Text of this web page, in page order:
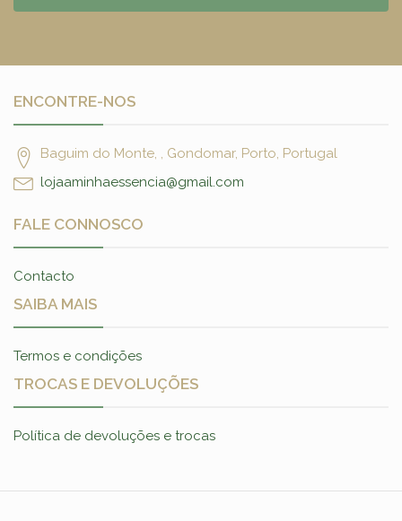
ENCONTRE-NOS
Baguim do Monte, , Gondomar, Porto, Portugal
lojaaminhaessencia@gmail.com
FALE CONNOSCO
Contacto
SAIBA MAIS
Termos e condições
TROCAS E DEVOLUÇÕES
Política de devoluções e trocas